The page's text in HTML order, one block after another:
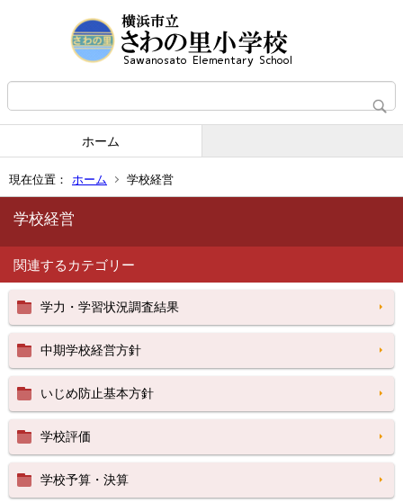
ホーム
現在位置： ホーム 学校経営
学校経営
関連するカテゴリー
学力・学習状況調査結果
中期学校経営方針
いじめ防止基本方針
学校評価
学校予算・決算